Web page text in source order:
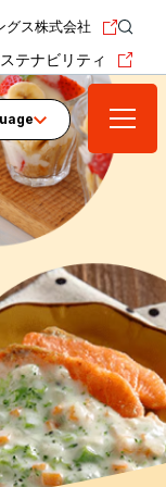
テナビリティ
グス株式会社
文
文
어
việt
メニュー
を開く